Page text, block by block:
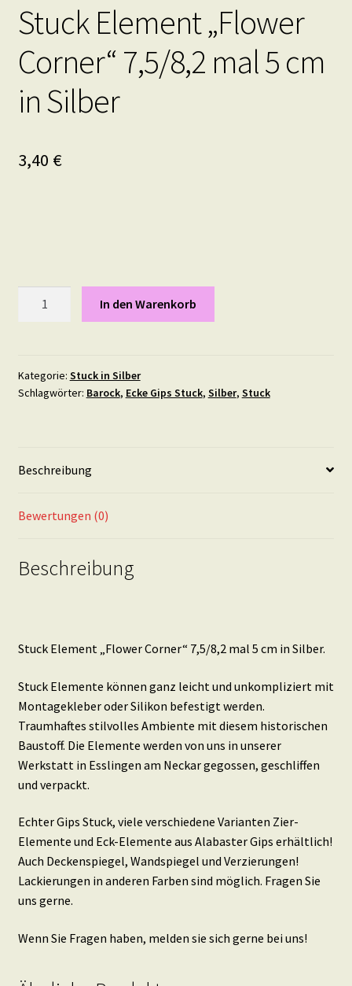
Stuck Element „Flower
Corner“ 7,5/8,2 mal 5 cm
in Silber
3,40 €
7,5/8,2
mal
Silber
In den Warenkorb
Kategorie: Stuck in Silber
Schlagwörter: Barock, Ecke Gips Stuck, Silber, Stuck
Beschreibung
Bewertungen (0)
Beschreibung
Stuck Element „Flower Corner“ 7,5/8,2 mal 5 cm in Silber.
Stuck Elemente können ganz leicht und unkompliziert mit
Montagekleber oder Silikon befestigt werden.
Traumhaftes stilvolles Ambiente mit diesem historischen
Baustoff. Die Elemente werden von uns in unserer
Werkstatt in Esslingen am Neckar gegossen, geschliffen
und verpackt.
Echter Gips Stuck, viele verschiedene Varianten Zier-
Elemente und Eck-Elemente aus Alabaster Gips erhältlich!
Auch Deckenspiegel, Wandspiegel und Verzierungen!
Lackierungen in anderen Farben sind möglich. Fragen Sie
uns gerne.
Wenn Sie Fragen haben, melden sie sich gerne bei uns!